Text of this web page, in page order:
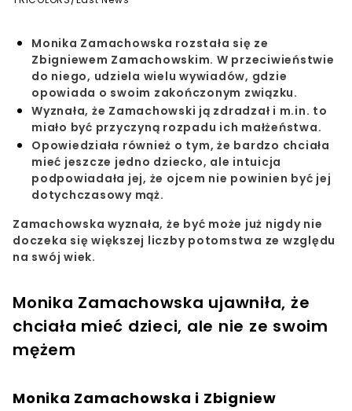
Monika Zamachowska rozstała się ze
Zbigniewem Zamachowskim. W przeciwieństwie
do niego, udziela wielu wywiadów, gdzie
opowiada o swoim zakończonym związku.
Wyznała, że Zamachowski ją zdradzał i m.in. to
miało być przyczyną rozpadu ich małżeństwa.
Opowiedziała również o tym, że bardzo chciała
mieć jeszcze jedno dziecko, ale intuicja
podpowiadała jej, że ojcem nie powinien być jej
dotychczasowy mąż.
Zamachowska wyznała, że być może już nigdy nie
doczeka się większej liczby potomstwa ze względu
na swój wiek.
Monika Zamachowska ujawniła, że
chciała mieć dzieci, ale nie ze swoim
mężem
Monika Zamachowska i Zbigniew